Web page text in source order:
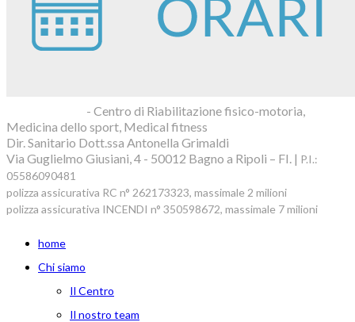
- Centro di Riabilitazione fisico-motoria,
Medicina dello sport, Medical fitness
Dir. Sanitario Dott.ssa Antonella Grimaldi
Via Guglielmo Giusiani, 4 - 50012 Bagno a Ripoli – FI. | P.I.:
05586090481
polizza assicurativa RC n° 262173323, massimale 2 milioni
polizza assicurativa INCENDI n° 350598672, massimale 7 milioni
home
Chi siamo
Il Centro
Il nostro team